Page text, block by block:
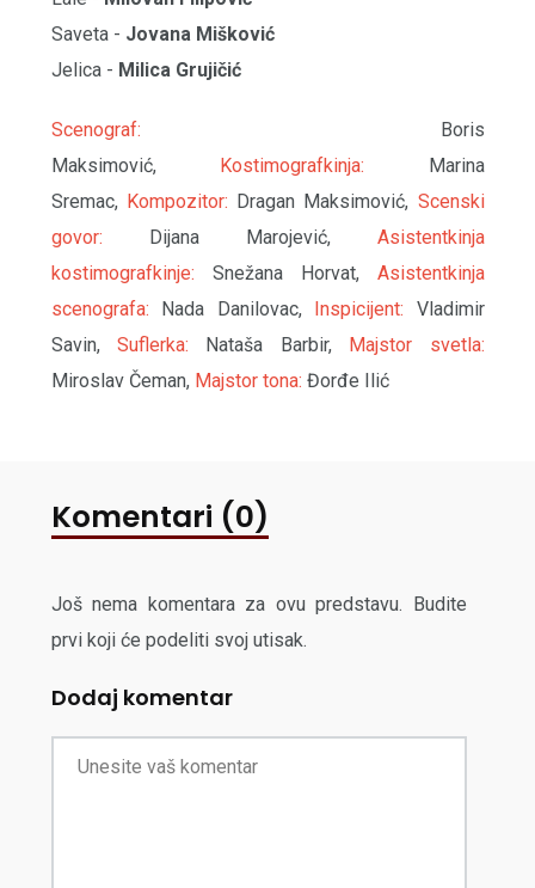
Saveta - Jovana Mišković
Jelica - Milica Grujičić
Scenograf: Boris
Maksimović,
Kostimografkinja: Marina
Sremac, Kompozitor: Dragan Maksimović, Scenski
govor: Dijana Marojević, Asistentkinja
kostimografkinje: Snežana Horvat, Asistentkinja
scenografa: Nada Danilovac, Inspicijent: Vladimir
Savin, Suflerka: Nataša Barbir,
Majstor svetla:
Miroslav Čeman, Majstor tona: Đorđe Ilić
Komentari (0)
Još nema komentara za ovu predstavu. Budite
prvi koji će podeliti svoj utisak.
Dodaj komentar